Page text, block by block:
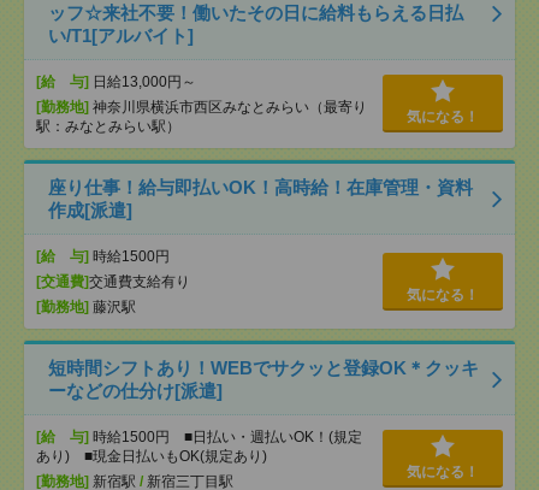
ッフ☆来社不要！働いたその日に給料もらえる日払
い/T1[アルバイト]
[給 与] 日給13,000円～
[勤務地] 神奈川県横浜市西区みなとみらい（最寄り
駅：みなとみらい駅）
気になる！
座り仕事！給与即払いOK！高時給！在庫管理・資料
作成[派遣]
[給 与] 時給1500円
[交通費]交通費支給有り
[勤務地] 藤沢駅
気になる！
短時間シフトあり！WEBでサクッと登録OK＊クッキ
ーなどの仕分け[派遣]
[給 与] 時給1500円 ■日払い・週払いOK！(規定
あり) ■現金日払いもOK(規定あり)
[勤務地] 新宿駅 / 新宿三丁目駅
気になる！